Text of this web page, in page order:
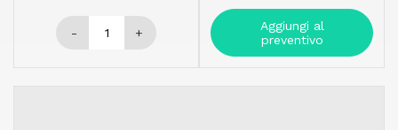
- +
Aggiungi al
preventivo